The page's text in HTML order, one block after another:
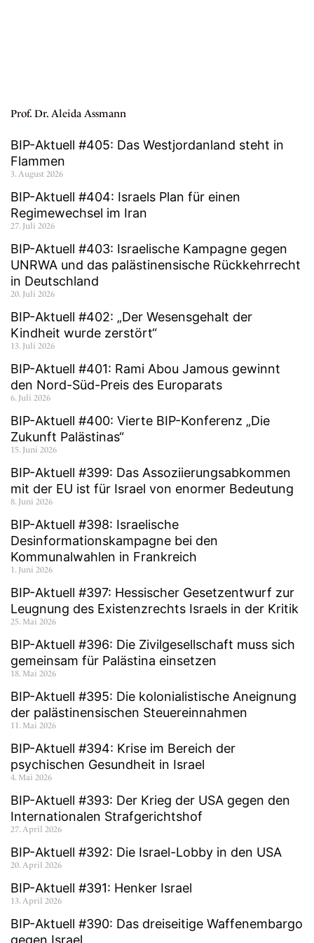
Prof. Dr. Aleida Assmann
BIP-Aktuell #405: Das Westjordanland steht in
Flammen
3. August 2026
BIP-Aktuell #404: Israels Plan für einen
Regimewechsel im Iran
27. Juli 2026
BIP-Aktuell #403: Israelische Kampagne gegen
UNRWA und das palästinensische Rückkehrrecht
in Deutschland
20. Juli 2026
BIP-Aktuell #402: „Der Wesensgehalt der
Kindheit wurde zerstört“
13. Juli 2026
BIP-Aktuell #401: Rami Abou Jamous gewinnt
den Nord-Süd-Preis des Europarats
6. Juli 2026
BIP-Aktuell #400: Vierte BIP-Konferenz „Die
Zukunft Palästinas“
15. Juni 2026
BIP-Aktuell #399: Das Assoziierungsabkommen
mit der EU ist für Israel von enormer Bedeutung
8. Juni 2026
BIP-Aktuell #398: Israelische
Desinformationskampagne bei den
Kommunalwahlen in Frankreich
1. Juni 2026
BIP-Aktuell #397: Hessischer Gesetzentwurf zur
Leugnung des Existenzrechts Israels in der Kritik
25. Mai 2026
BIP-Aktuell #396: Die Zivilgesellschaft muss sich
gemeinsam für Palästina einsetzen
18. Mai 2026
BIP-Aktuell #395: Die kolonialistische Aneignung
der palästinensischen Steuereinnahmen
11. Mai 2026
BIP-Aktuell #394: Krise im Bereich der
psychischen Gesundheit in Israel
4. Mai 2026
BIP-Aktuell #393: Der Krieg der USA gegen den
Internationalen Strafgerichtshof
27. April 2026
BIP-Aktuell #392: Die Israel-Lobby in den USA
20. April 2026
BIP-Aktuell #391: Henker Israel
13. April 2026
BIP-Aktuell #390: Das dreiseitige Waffenembargo
gegen Israel